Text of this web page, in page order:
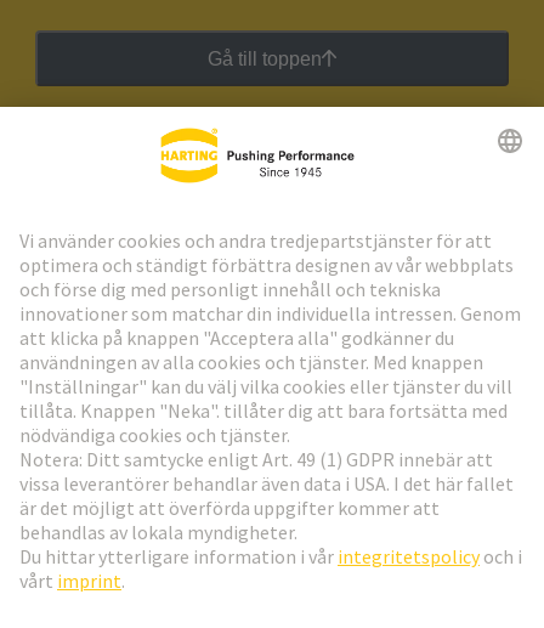
Gå till toppen
HARTING:s nyhetsbrev
Gå till registrering
Social Media
Sverige